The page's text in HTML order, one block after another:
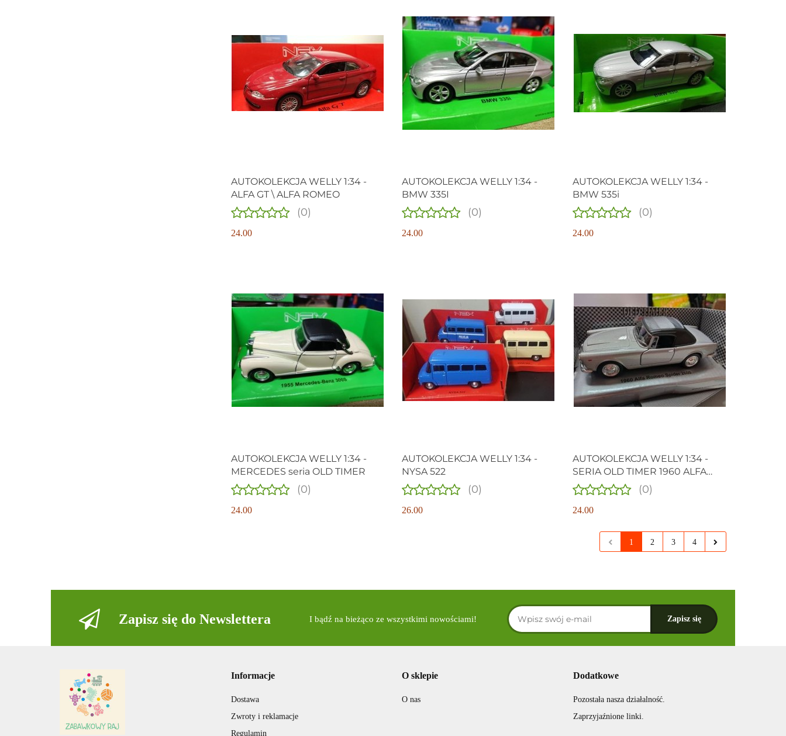
Produkt niedostępny
AUTOKOLEKCJA WELLY 1:34 -
ALFA GT \ ALFA ROMEO
(0)
24.00
AUTOKOLEKCJA WELLY 1:34 -
BMW 335I
(0)
24.00
AUTOKOLEKCJA WELLY 1:34 -
BMW 535i
(0)
24.00
AUTOKOLEKCJA WELLY 1:34 -
MERCEDES seria OLD TIMER
(0)
24.00
AUTOKOLEKCJA WELLY 1:34 -
NYSA 522
(0)
26.00
Produkt niedostępny
AUTOKOLEKCJA WELLY 1:34 -
SERIA OLD TIMER 1960 ALFA
ROMEO SPIDER 2600
(0)
24.00
1 2 3 4
Zapisz się do Newslettera I bądź na bieżąco ze wszystkimi nowościami!
Informacje
Dostawa
Zwroty i reklamacje
Regulamin
O sklepie
O nas
Dodatkowe
Pozostała nasza działalność.
Zaprzyjaźnione linki.